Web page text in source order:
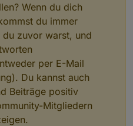
Wenn du dich
du immer
zuvor warst, und
per E-Mail
Du kannst auch
Beiträge positiv
Mitgliedern